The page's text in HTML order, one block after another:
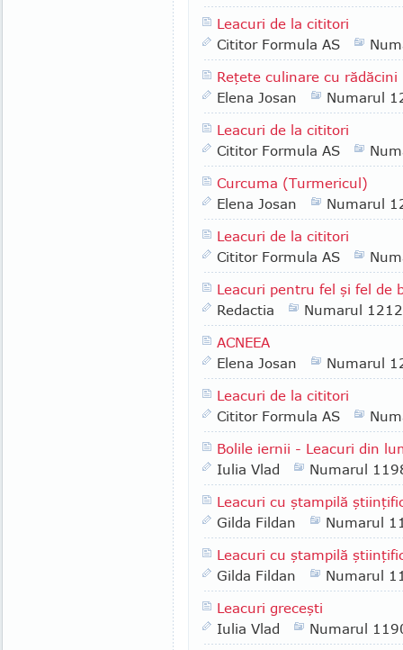
Leacuri de la cititori
Cititor Formula AS
Reţete culinare cu rădăcini
Elena Josan
Numarul
Leacuri de la cititori
Cititor Formula AS
Curcuma (Turmericul)
Elena Josan
Numarul
Leacuri de la cititori
Cititor Formula AS
Leacuri pentru fel şi fel de
Redactia
Numarul 1212
ACNEEA
Elena Josan
Numarul
Leacuri de la cititori
Cititor Formula AS
Bolile iernii - Leacuri din
Iulia Vlad
Numarul
Leacuri cu ştampilă
Gilda Fildan
Numarul
Leacuri cu ştampilă
Gilda Fildan
Numarul
Leacuri greceşti
Iulia Vlad
Numarul